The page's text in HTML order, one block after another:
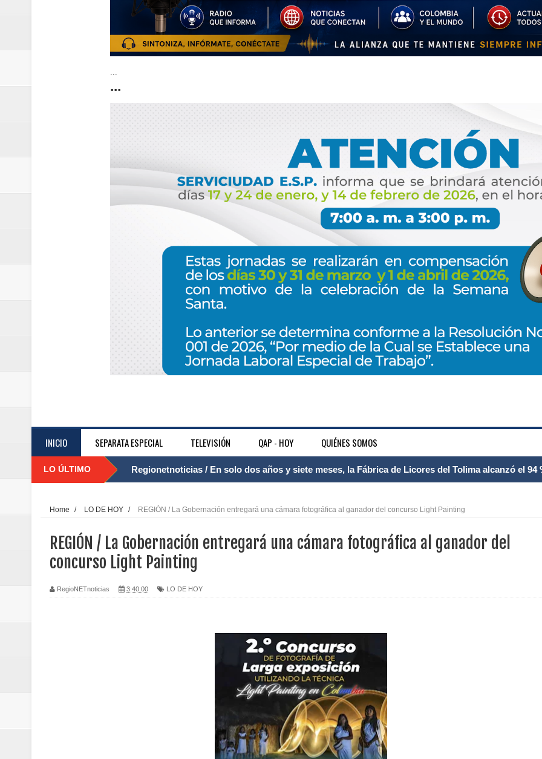
...
...
INICIO SEPARATA ESPECIAL TELEVISIÓN QAP - HOY QUIÉNES SOMOS
LO ÚLTIMO Regionetnoticias / El Aeropuerto Internacional Matecaña fortalece su conectividad con una
Regionetnoticias / Caldas fortalece el Mecanismo Articulador Departamental para el abordaje de
posesión presidencial
Regionetnoticias / La Alcaldía de Pereira continúa renovando espacios comunitarios que llevaban
Regionetnoticias / Agua potable transforma la vida de 68 estudiantes rurales en Filadelfia gracias
Home / LO DE HOY / REGIÓN / La Gobernación entregará una cámara fotográfica al ganador del concurso Light Painting
REGIÓN / La Gobernación entregará una cámara fotográfica al ganador del
concurso Light Painting
RegioNETnoticias 3:40:00 LO DE HOY